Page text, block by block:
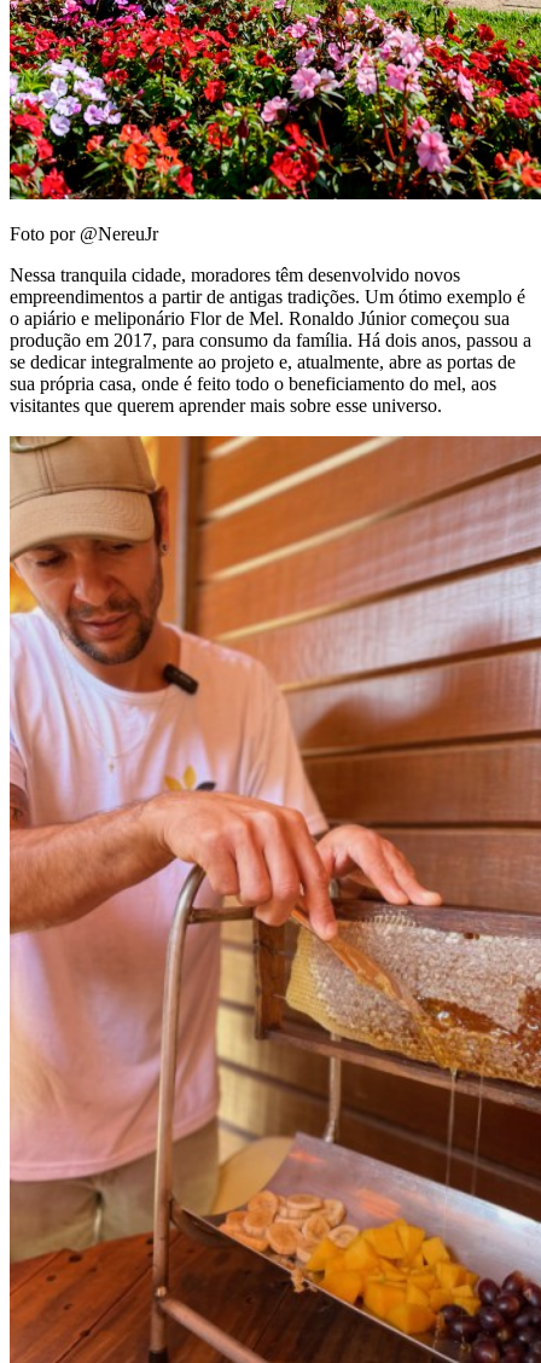
Foto por @NereuJr
Nessa tranquila cidade, moradores têm desenvolvido novos
empreendimentos a partir de antigas tradições. Um ótimo exemplo é
o apiário e meliponário Flor de Mel. Ronaldo Júnior começou sua
produção em 2017, para consumo da família. Há dois anos, passou a
se dedicar integralmente ao projeto e, atualmente, abre as portas de
sua própria casa, onde é feito todo o beneficiamento do mel, aos
visitantes que querem aprender mais sobre esse universo.